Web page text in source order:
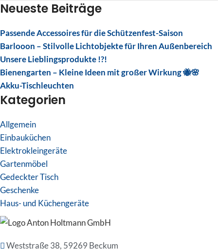
Neueste Beiträge
Passende Accessoires für die Schützenfest-Saison
Barlooon – Stilvolle Lichtobjekte für Ihren Außenbereich
Unsere Lieblingsprodukte !?!
Bienengarten – Kleine Ideen mit großer Wirkung 🐝🌸
Akku-Tischleuchten
Kategorien
Allgemein
Einbauküchen
Elektrokleingeräte
Gartenmöbel
Gedeckter Tisch
Geschenke
Haus- und Küchengeräte
Weststraße 38, 59269 Beckum